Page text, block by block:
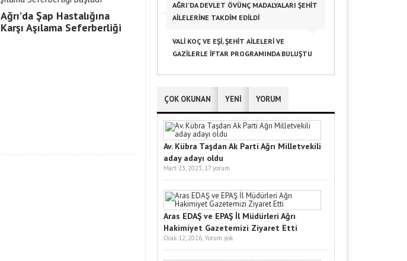
Ağrı’da Şap Hastalığına
Karşı Aşılama Seferberliği
AĞRI’DA DEVLET ÖVÜNÇ MADALYALARI ŞEHIT
AILELERINE TAKDIM EDILDI
VALI KOÇ VE EŞI, ŞEHIT AILELERI VE
GAZILERLE İFTAR PROGRAMINDA BULUŞTU
ÇOK OKUNAN YENİ YORUM
Av. Kübra Taşdan Ak Parti Ağrı Milletvekili
aday adayı oldu
Mart 23, 2023, 17 yorum
Aras EDAŞ ve EPAŞ İl Müdürleri Ağrı
Hakimiyet Gazetemizi Ziyaret Etti
Ocak 12, 2026, Yorum yok